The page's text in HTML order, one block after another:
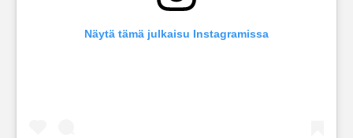
Näytä tämä julkaisu Instagramissa